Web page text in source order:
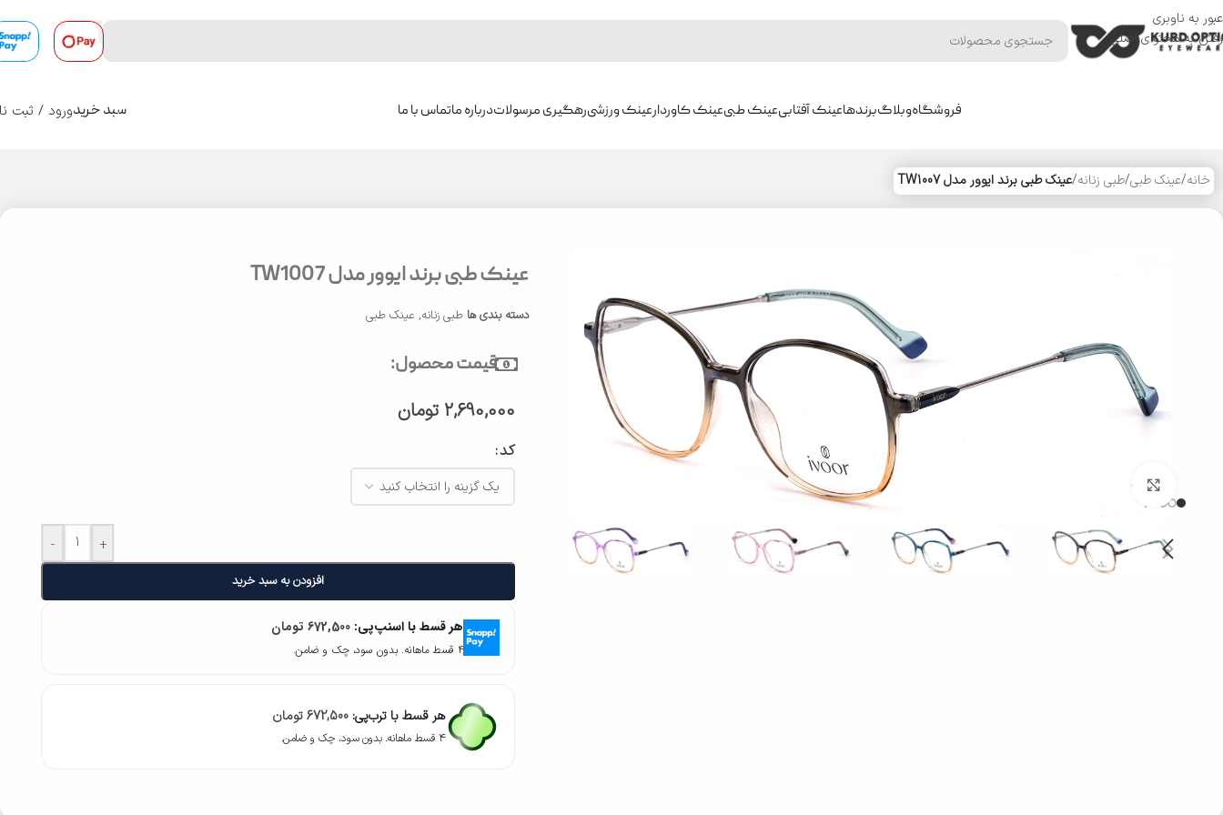
عبور به ناوبری
رفتن به محتوای اصلی
فروشگاهوبلاگبرندهاعینک آفتابیعینک طبیعینک کاوردارعینک ورزشیرهگیری مرسولاتدرباره ماتماس با ما 0
سبد خریدورود / ثبت
خانه/عینک طبی/طبی زنانه/عینک طبی برند ایوور مدل TW1007
عینک طبی برند ایوور مدل TW1007
دسته بندی ها طبی زنانه, عینک طبی
قیمت محصول:
2,690,000 تومان
کد
- +
افزودن به سبد خرید
هر قسط با اسنپ‌پی: 672,500 تومان
۴ قسط ماهانه. بدون سود، چک و ضامن.
هر قسط با ترب‌پی: 672,500 تومان
۴ قسط ماهانه. بدون سود، چک و ضامن.